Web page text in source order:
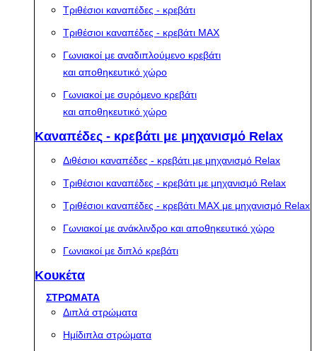
Τριθέσιοι καναπέδες - κρεβάτι
Τριθέσιοι καναπέδες - κρεβάτι MAX
Γωνιακοί με αναδιπλούμενο κρεβάτι
και αποθηκευτικό χώρο
Γωνιακοί με συρόμενο κρεβάτι
και αποθηκευτικό χώρο
Καναπέδες - κρεβάτι με μηχανισμό Relax
Διθέσιοι καναπέδες - κρεβάτι με μηχανισμό Relax
Τριθέσιοι καναπέδες - κρεβάτι με μηχανισμό Relax
Τριθέσιοι καναπέδες - κρεβάτι MAX με μηχανισμό Relax
Γωνιακοί με ανάκλινδρο και αποθηκευτικό χώρο
Γωνιακοί με διπλό κρεβάτι
Κουκέτα
ΣΤΡΩΜΑΤΑ
Διπλά στρώματα
Ημίδιπλα στρώματα